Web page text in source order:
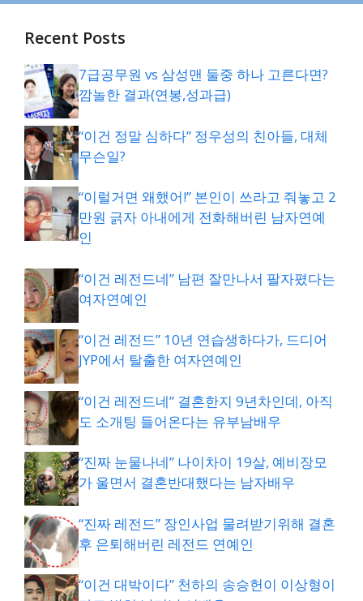
Recent Posts
7급공무원 vs 삼성맨 둘중 하나 고른다면?
깜놀한 결과(연봉,성과급)
“이건 정말 심하다” 정우성의 친아들, 대체
무슨일?
“이럴거면 왜했어!” 본인이 쓰라고 줘놓고 2
만원 긁자 아내에게 전화해버린 남자연예
인
“이건 레전드네” 남편 잘만나서 팔자폈다는
여자연예인
“이건 레전드” 10년 연습생하다가, 드디어
JYP에서 탈출한 여자연예인
“이건 레전드네” 결혼한지 9년차인데, 아직
도 소개팅 들어온다는 유부남배우
“진짜 눈물나네” 나이차이 19살, 예비장모
가 울면서 결혼반대했다는 남자배우
“진짜 레전드” 장인사업 물려받기위해 결혼
후 은퇴해버린 레전드 연예인
“이건 대박이다” 천하의 송승헌이 이상형이